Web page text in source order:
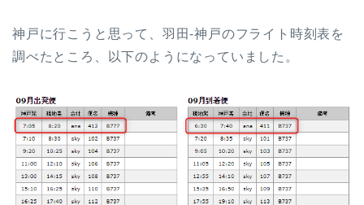
神戸に行こうと思って、羽田-神戸のフライト時刻表を
調べたところ、以下のようになっていました。